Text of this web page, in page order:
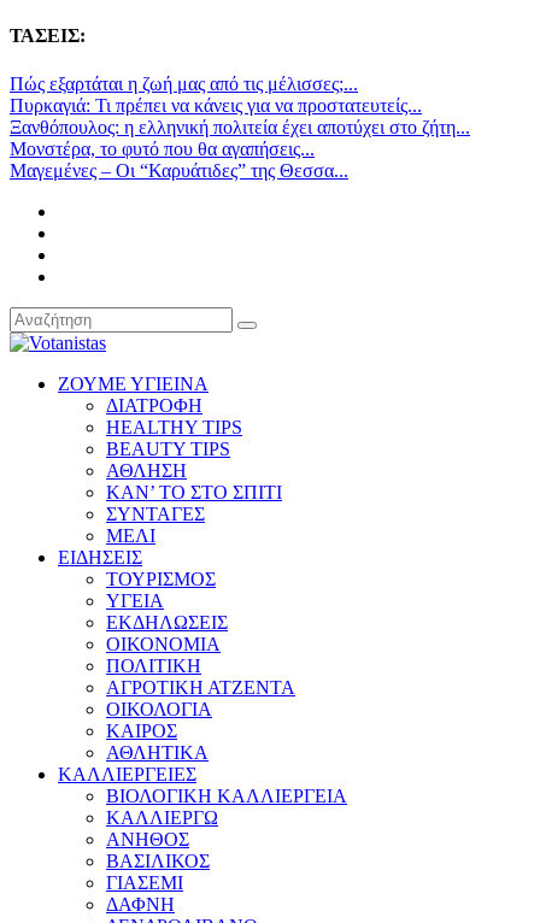
ΤΑΣΕΙΣ:
Πώς εξαρτάται η ζωή μας από τις μέλισσες;...
Πυρκαγιά: Τι πρέπει να κάνεις για να προστατευτείς...
Ξανθόπουλος: η ελληνική πολιτεία έχει αποτύχει στο ζήτη...
Μονστέρα, το φυτό που θα αγαπήσεις...
Μαγεμένες – Οι “Καρυάτιδες” της Θεσσα...
ΖΟΥΜΕ ΥΓΙΕΙΝΑ
ΔΙΑΤΡΟΦΗ
HEALTHY TIPS
BEAUTY TIPS
ΑΘΛΗΣΗ
ΚΑΝ’ ΤΟ ΣΤΟ ΣΠΙΤΙ
ΣΥΝΤΑΓΕΣ
ΜΕΛΙ
ΕΙΔΗΣΕΙΣ
ΤΟΥΡΙΣΜΟΣ
ΥΓΕΙΑ
ΕΚΔΗΛΩΣΕΙΣ
ΟΙΚΟΝΟΜΙΑ
ΠΟΛΙΤΙΚΗ
ΑΓΡΟΤΙΚΗ ΑΤΖΕΝΤΑ
ΟΙΚΟΛΟΓΙΑ
ΚΑΙΡΟΣ
ΑΘΛΗΤΙΚΑ
ΚΑΛΛΙΕΡΓΕΙΕΣ
ΒΙΟΛΟΓΙΚΗ ΚΑΛΛΙΕΡΓΕΙΑ
ΚΑΛΛΙΕΡΓΩ
ΑΝΗΘΟΣ
ΒΑΣΙΛΙΚΟΣ
ΓΙΑΣΕΜΙ
ΔΑΦΝΗ